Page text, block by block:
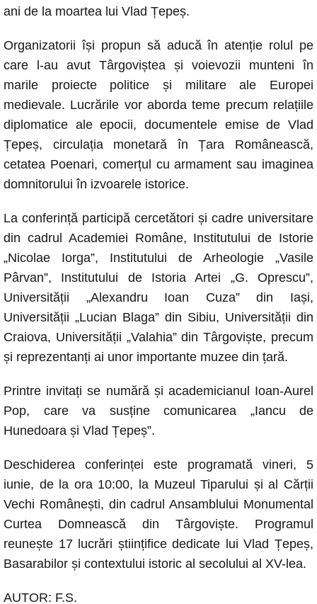
ani de la moartea lui Vlad Țepeș.
Organizatorii își propun să aducă în atenție rolul pe
care l-au avut Târgoviștea și voievozii munteni în
marile proiecte politice și militare ale Europei
medievale. Lucrările vor aborda teme precum relațiile
diplomatice ale epocii, documentele emise de Vlad
Țepeș, circulația monetară în Țara Românească,
cetatea Poenari, comerțul cu armament sau imaginea
domnitorului în izvoarele istorice.
La conferință participă cercetători și cadre universitare
din cadrul Academiei Române, Institutului de Istorie
„Nicolae Iorga”, Institutului de Arheologie „Vasile
Pârvan”, Institutului de Istoria Artei „G. Oprescu”,
Universității „Alexandru Ioan Cuza” din Iași,
Universității „Lucian Blaga” din Sibiu, Universității din
Craiova, Universității „Valahia” din Târgoviște, precum
și reprezentanți ai unor importante muzee din țară.
Printre invitați se numără și academicianul Ioan-Aurel
Pop, care va susține comunicarea „Iancu de
Hunedoara și Vlad Țepeș”.
Deschiderea conferinței este programată vineri, 5
iunie, de la ora 10:00, la Muzeul Tiparului și al Cărții
Vechi Românești, din cadrul Ansamblului Monumental
Curtea Domnească din Târgoviște. Programul
reunește 17 lucrări științifice dedicate lui Vlad Țepeș,
Basarabilor și contextului istoric al secolului al XV-lea.
AUTOR: F.S.